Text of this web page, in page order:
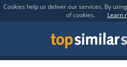
Cookies help us deliver our services. By
of cookies.
Learn